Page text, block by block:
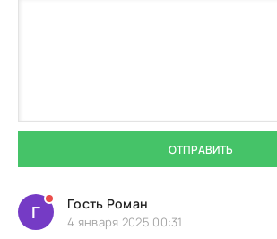
ОТПРАВИТЬ
Г Гость Роман
4 января 2025 00:31